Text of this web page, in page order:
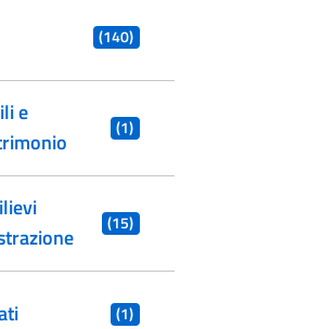
(140)
e
(1)
(15)
(1)